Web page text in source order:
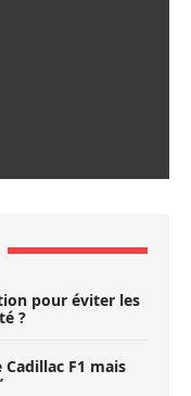
pour éviter les
?
F1 mais